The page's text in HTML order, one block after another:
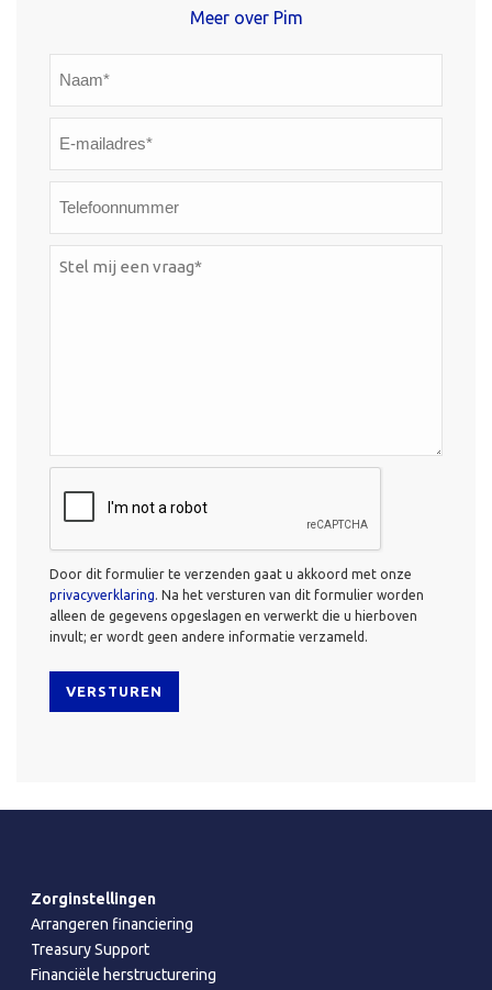
Meer over Pim
Stel
Door dit formulier te verzenden gaat u akkoord met onze
privacyverklaring. Na het versturen van dit formulier worden
alleen de gegevens opgeslagen en verwerkt die u hierboven
invult; er wordt geen andere informatie verzameld.
Zorginstellingen
Arrangeren financiering
Treasury Support
Financiële herstructurering